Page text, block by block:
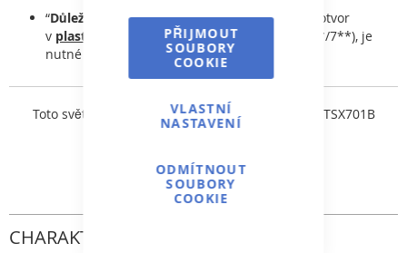
PŘIJMOUT
SOUBORY
COOKIE
VLASTNÍ
NASTAVENÍ
ODMÍTNOUT
SOUBORY
COOKIE
“Důležité informace!Pokud se použije zadní otvor
v plastovém
prostupu betonem (hrnci) č. (20*/7**), je
nutné dokoupit zátku světla č. I7838R0008”
Toto světlo je vybavenoLED žárovkou FLAT - 81HTSX701B
CHARAKTERISTICKÝ